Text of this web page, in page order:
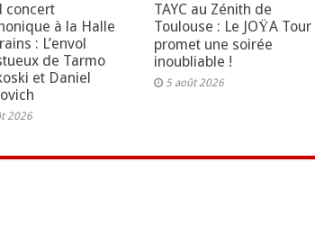
concert
à la Halle
: L’envol
de Tarmo
et Daniel
2026
TAYC au Zénith de
Toulouse : Le JOŸA Tour
promet une soirée
inoubliable !
5 août 2026